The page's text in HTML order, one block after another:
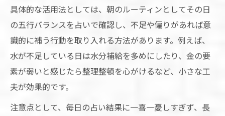
具体的な活用法としては、朝のルーティンとしてその日
の五行バランスを占いで確認し、不足や偏りがあれば意
識的に補う行動を取り入れる方法があります。例えば、
水が不足している日は水分補給を多めにしたり、金の要
素が弱いと感じたら整理整頓を心がけるなど、小さな工
夫が効果的です。
注意点として、毎日の占い結果に一喜一憂しすぎず、長